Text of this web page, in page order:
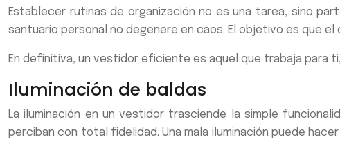
Establecer rutinas de organización no es una tarea, sino
santuario personal no degenere en caos. El objetivo es que
En definitiva, un vestidor eficiente es aquel que trabaja para
Iluminación de baldas
La iluminación en un vestidor trasciende la simple
perciban con total fidelidad. Una mala iluminación puede